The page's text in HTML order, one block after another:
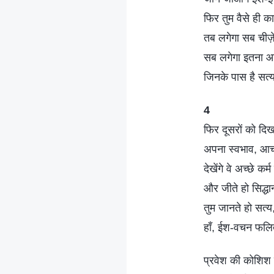
फिर तुम वैसे ही
तब लगेगा सब चीज़ें
सब लगेगा इतना
जिनके पास है
4
फिर दूसरों को
अपना स्वभाव,
देखेंगे वे अच्छे कर्म
और जीते हो
तुम जानते हो
हाँ, ईश-वचन
प्रवेश की कोशिश